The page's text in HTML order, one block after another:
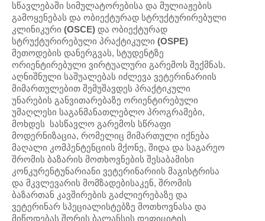
სწავლებაში სიმულატორებისა და მულიაჟების
გამოყენებას და ობიექტურად სტრუქტურირებული
კლინიკური (OSCE) და ობიექტურად
სტრუქტურირებული პრაქტიკული (OSPE)
მეთოდების დანერგვას, სტუდენტზე
ორიენტირებული ვირტუალური გარემოს შექმნას.
აღნიშნული საშუალებას იძლევა ვეტერინარიის
მიმართულებით შემუშავდეს პრაქტიკული
უნარების განვითარებაზე ორიენტირებული
უმაღლესი საგანმანათლებლო პროგრამები,
მოხდეს სასწავლო გარემოს სწრაფი
მოდერნიზაცია, რომელიც მიმართული იქნება
მაღალი კომპენტენციის მქონე, შიდა და საგარეო
შრომის ბაზარის მოთხოვნების შესაბამისი
კონკურენტუნარიანი ვეტერინარიის მაგისტრისა
და მკვლევარის მომზადებისაკენ, შრომის
ბაზართან კავშირების გაძლიერებაზე და
ვეტერინარ სპეციალისტებზე მოთხოვნასა და
მიწოდებას შორის ბალანსის დეფიციტის